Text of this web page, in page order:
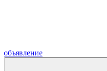
объявление